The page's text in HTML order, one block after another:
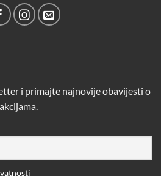
i primajte najnovije obavijesti o